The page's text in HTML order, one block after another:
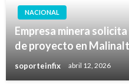
NACIONAL
Empresa minera
de proyecto en
soporteinfix abril 12, 2026